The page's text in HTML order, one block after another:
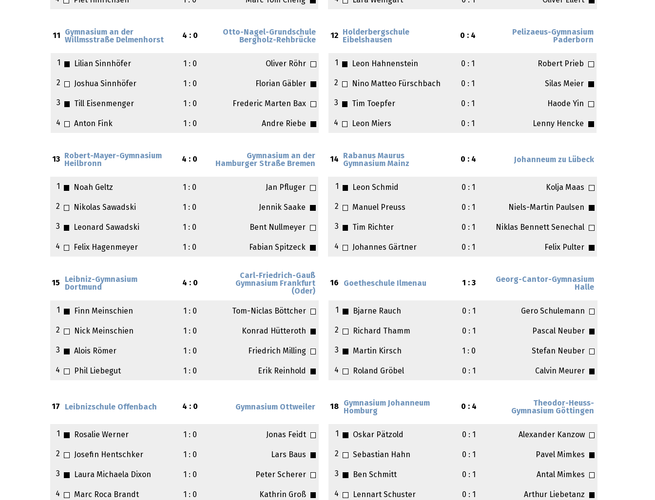
11
Gymnasium an der
Willmsstraße Delmenhorst
4 : 0
Otto-Nagel-Grundschule
Bergholz-Rehbrücke
1 Lilian Sinnhöfer 1 : 0 Oliver Röhr
2 Joshua Sinnhöfer 1 : 0 Florian Gäbler
3 Till Eisenmenger 1 : 0 Frederic Marten Bax
4 Anton Fink 1 : 0 Andre Riebe
12
Holderbergschule
Eibelshausen
0 : 4
Pelizaeus-Gymnasium
Paderborn
1 Leon Hahnenstein 0 : 1 Robert Prieb
2 Nino Matteo Fürschbach 0 : 1 Silas Meier
3 Tim Toepfer 0 : 1 Haode Yin
4 Leon Miers 0 : 1 Lenny Hencke
13
Robert-Mayer-Gymnasium
Heilbronn
4 : 0
Gymnasium an der
Hamburger Straße Bremen
1 Noah Geltz 1 : 0 Jan Pfluger
2 Nikolas Sawadski 1 : 0 Jennik Saake
3 Leonard Sawadski 1 : 0 Bent Nullmeyer
4 Felix Hagenmeyer 1 : 0 Fabian Spitzeck
14
Rabanus Maurus
Gymnasium Mainz
0 : 4 Johanneum zu Lübeck
1 Leon Schmid 0 : 1 Kolja Maas
2 Manuel Preuss 0 : 1 Niels-Martin Paulsen
3 Tim Richter 0 : 1 Niklas Bennett Senechal
4 Johannes Gärtner 0 : 1 Felix Pulter
15
Leibniz-Gymnasium
Dortmund
4 : 0
Carl-Friedrich-Gauß
Gymnasium Frankfurt
(Oder)
1 Finn Meinschien 1 : 0 Tom-Niclas Böttcher
2 Nick Meinschien 1 : 0 Konrad Hütteroth
3 Alois Römer 1 : 0 Friedrich Milling
4 Phil Liebegut 1 : 0 Erik Reinhold
16 Goetheschule Ilmenau 1 : 3
Georg-Cantor-Gymnasium
Halle
1 Bjarne Rauch 0 : 1 Gero Schulemann
2 Richard Thamm 0 : 1 Pascal Neuber
3 Martin Kirsch 1 : 0 Stefan Neuber
4 Roland Gröbel 0 : 1 Calvin Meurer
17 Leibnizschule Offenbach 4 : 0 Gymnasium Ottweiler
1 Rosalie Werner 1 : 0 Jonas Feidt
2 Josefin Hentschker 1 : 0 Lars Baus
3 Laura Michaela Dixon 1 : 0 Peter Scherer
4 Marc Roca Brandt 1 : 0 Kathrin Groß
18
Gymnasium Johanneum
Homburg
0 : 4
Theodor-Heuss-
Gymnasium Göttingen
1 Oskar Pätzold 0 : 1 Alexander Kanzow
2 Sebastian Hahn 0 : 1 Pavel Mimkes
3 Ben Schmitt 0 : 1 Antal Mimkes
4 Lennart Schuster 0 : 1 Arthur Liebetanz